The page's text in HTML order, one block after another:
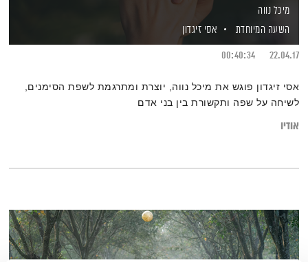
מיכל נווה
השעה המיוחדת
אסי זיגדון
22.04.17
00:40:34
אסי זיגדון פוגש את מיכל נווה, יוצרת ומתרגמת לשפת הסימנים,
לשיחה על שפה ותקשורת בין בני אדם
אודיו